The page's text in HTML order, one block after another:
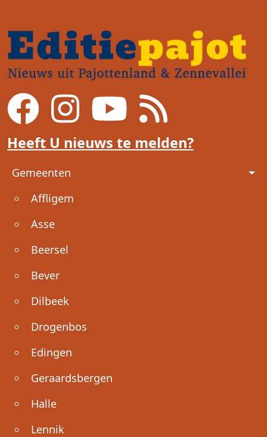
Heeft U nieuws te melden?
Voet
Gemeenten
Affligem
Asse
Beersel
Bever
Dilbeek
Drogenbos
Edingen
Geraardsbergen
Halle
Lennik